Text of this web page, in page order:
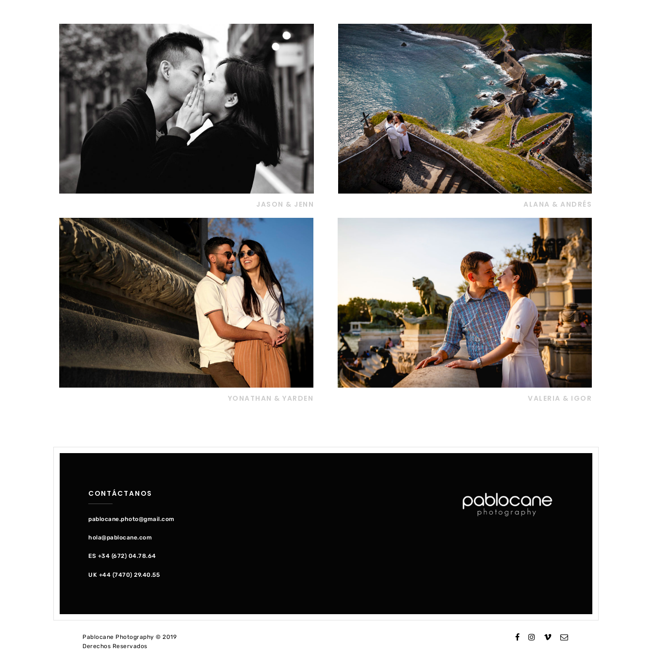
JASON & JENN ALANA & ANDRÉS
YONATHAN & YARDEN VALERIA & IGOR
CONTÁCTANOS
pablocane.photo@gmail.com
hola@pablocane.com
ES +34 (672) 04.78.64
UK +44 (7470) 29.40.55
Pablocane Photography © 2019
Derechos Reservados